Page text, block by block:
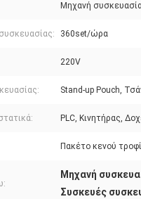
Μηχανή
360set/ώρα
220V
Stand-up Pouch,
PLC, Κινητήρας,
Πακέτο κενού
Μηχανή
Συσκευές